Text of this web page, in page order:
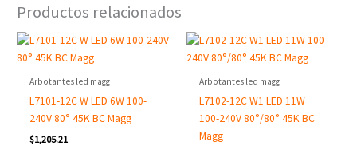
Productos relacionados
Arbotantes led magg
L7101-12C W LED 6W 100-
240V 80° 45K BC Magg
$1,205.21
Arbotantes led magg
L7102-12C W1 LED 11W
100-240V 80°/80° 45K BC
Magg